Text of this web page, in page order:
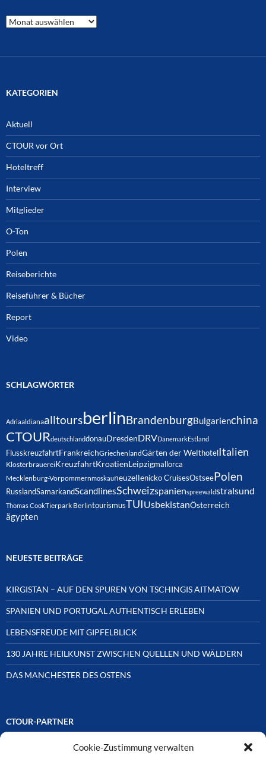
Cookie-Zustimmung verwalten
CTOUR
Archiv
KATEGORIEN
Aktuell
CTOUR vor Ort
Hoteltreff
Interview
Mitglieder
O-Ton
Polen
Reiseberichte
Reiseführer & Bücher
Report
Video
SCHLAGWÖRTER
AdriaaldianaalltoursberlinBrandenburgBulgarienchina
CTOURdeutschlanddonauDresdenDRVDänemarkEstland
FlusskreuzfahrtFrankreichGriechenlandGärten der Welthotel Italien
KlosterbrauereiKreuzfahrtKroatienLeipzigmallorca
Mecklenburg-Vorpommernmoskauneuzellenicko CruisesOstseePolen
RusslandSamarkandScandlinesSchweizspanienspreewaldstralsund
Thomas CookTierpark BerlintourismusTUIUsbekistanÖsterreich
ägypten
NEUESTE BEITRÄGE
KIRGISTAN – AUF DEN SPUREN VON TSCHINGIS AITMATOW
SPANIEN UND PORTUGAL AUTHENTISCH ERLEBEN
LEBENSFREUDE MIT GIPFELBLICK
130 JAHRE HEILKUNST ZWISCHEN QUELLEN UND WÄLDERN
DAS MANCHESTER DES OSTENS
CTOUR-PARTNER
Unsere Reisejournalisten-Vereinigung ist über Mitglieder und